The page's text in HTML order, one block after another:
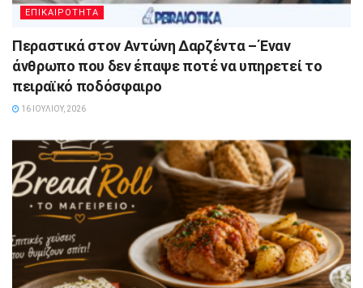
ΕΠΙΚΑΙΡΟΤΗΤΑ
Περαστικά στον Αντώνη Δαρζέντα – Έναν
άνθρωπο που δεν έπαψε ποτέ να υπηρετεί το
πειραϊκό ποδόσφαιρο
16 ΙΟΥΛΊΟΥ, 2026